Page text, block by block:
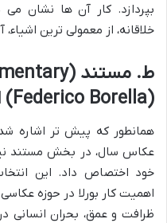
بپردازد. کار آن ها نشان
خلاقانه، از معمولی ترین
(Federico Borella) از ایتالیا
همانطور که پیش تر اشاره
عکاس سال، در بخش مستند نیز
خود اختصاص داد. این
اهمیت کار بورلا در حوزه
ظرافت و عمق، بحران انسانی